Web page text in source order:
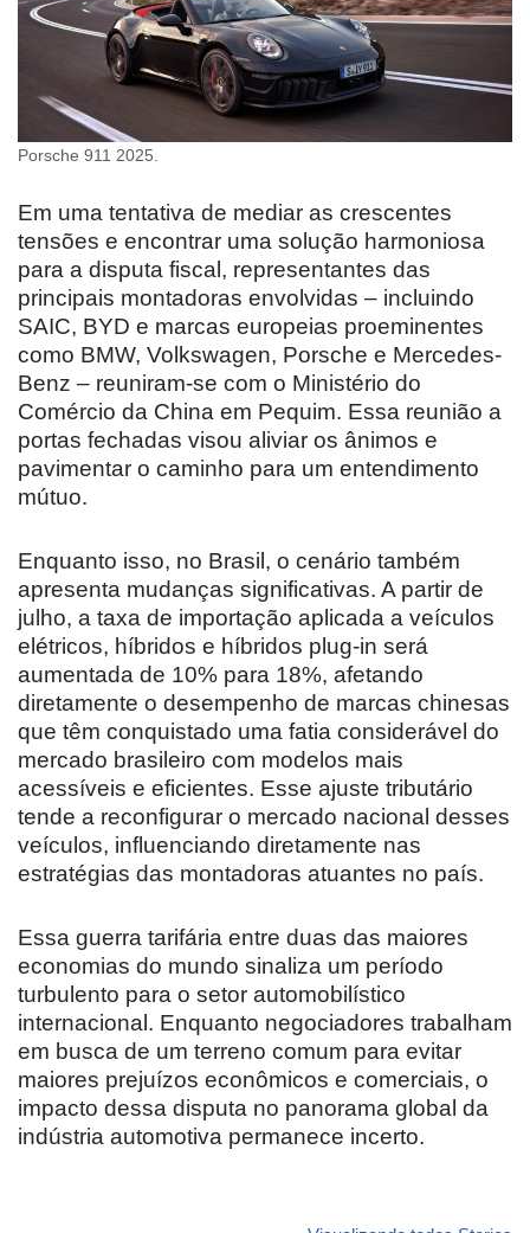
Porsche 911 2025.
Em uma tentativa de mediar as crescentes
tensões e encontrar uma solução harmoniosa
para a disputa fiscal, representantes das
principais montadoras envolvidas – incluindo
SAIC, BYD e marcas europeias proeminentes
como BMW, Volkswagen, Porsche e Mercedes-
Benz – reuniram-se com o Ministério do
Comércio da China em Pequim. Essa reunião a
portas fechadas visou aliviar os ânimos e
pavimentar o caminho para um entendimento
mútuo.
Enquanto isso, no Brasil, o cenário também
apresenta mudanças significativas. A partir de
julho, a taxa de importação aplicada a veículos
elétricos, híbridos e híbridos plug-in será
aumentada de 10% para 18%, afetando
diretamente o desempenho de marcas chinesas
que têm conquistado uma fatia considerável do
mercado brasileiro com modelos mais
acessíveis e eficientes. Esse ajuste tributário
tende a reconfigurar o mercado nacional desses
veículos, influenciando diretamente nas
estratégias das montadoras atuantes no país.
Essa guerra tarifária entre duas das maiores
economias do mundo sinaliza um período
turbulento para o setor automobilístico
internacional. Enquanto negociadores trabalham
em busca de um terreno comum para evitar
maiores prejuízos econômicos e comerciais, o
impacto dessa disputa no panorama global da
indústria automotiva permanece incerto.